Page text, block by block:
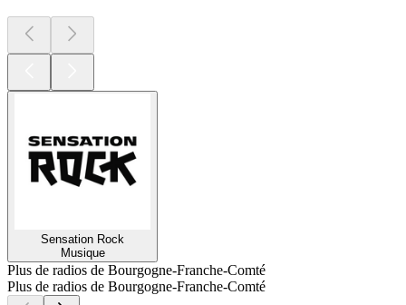
Sensation Rock
Musique
Plus de radios de Bourgogne-Franche-Comté
Plus de radios de Bourgogne-Franche-Comté